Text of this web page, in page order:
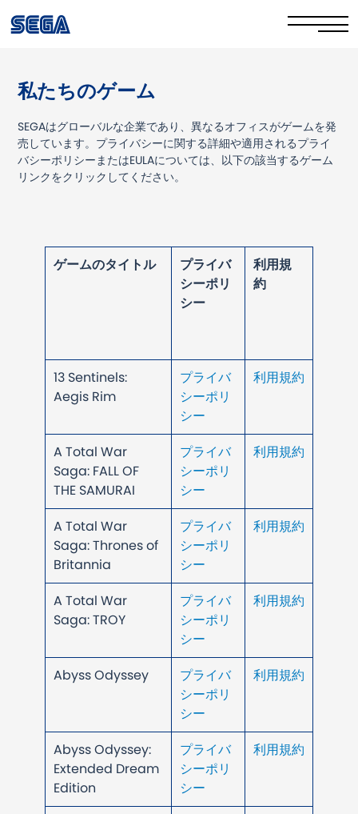
Privacy Policy
Cookie Policy
Stay Safe Online​
FAQs & Contact Us
私たちのゲーム
SEGAはグローバルな企業であり、異なるオフィスがゲームを発
売しています。プライバシーに関する詳細や適用されるプライ
バシーポリシーまたはEULAについては、以下の該当するゲーム
リンクをクリックしてください。
ゲームのタイトル
プライバ
シーポリ
シー
利用規
約
13 Sentinels:
Aegis Rim
プライバ
シーポリ
シー
利用規約
A Total War
Saga: FALL OF
THE SAMURAI
プライバ
シーポリ
シー
利用規約
A Total War
Saga: Thrones of
Britannia
プライバ
シーポリ
シー
利用規約
A Total War
Saga: TROY
プライバ
シーポリ
シー
利用規約
Abyss Odyssey
プライバ
シーポリ
シー
利用規約
Abyss Odyssey:
Extended Dream
Edition
プライバ
シーポリ
シー
利用規約